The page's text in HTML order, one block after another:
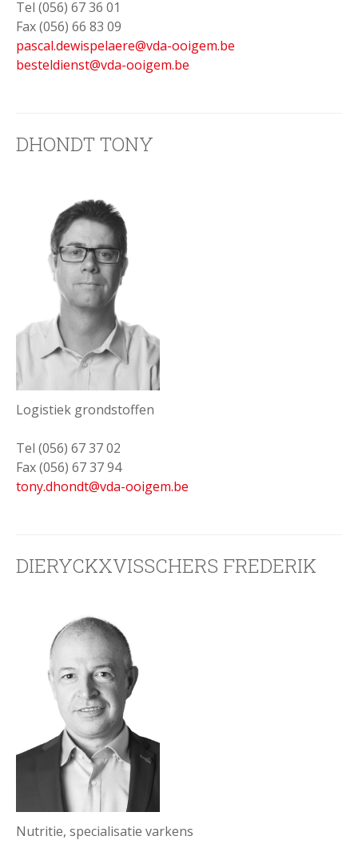
Tel (056) 67 36 01
Fax (056) 66 83 09
pascal.dewispelaere@vda-ooigem.be
besteldienst@vda-ooigem.be
DHONDT TONY
Logistiek grondstoffen
Tel (056) 67 37 02
Fax (056) 67 37 94
tony.dhondt@vda-ooigem.be
DIERYCKXVISSCHERS FREDERIK
Nutritie, specialisatie varkens